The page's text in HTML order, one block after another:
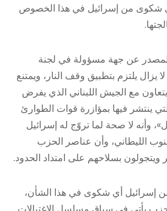
شكوى من إسرائيل في هذا الخصوص
عن جهة مسؤولة في لجنة
يزال يلتزم بتطبيق وقف النار، ويمتنع
مع الجيش اللبناني الذي يفرض
ينتشر فيها بمؤازرة قوات الطوارئ
وأنه لا صحة لما تروّج له إسرائيل
الليطاني، وأن عناصر الحزب
بسلاحهم على امتداد الحدود.
من إسرائيل أي شكوى في هذا الشأن،